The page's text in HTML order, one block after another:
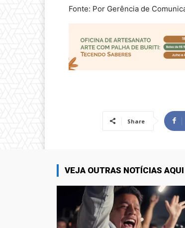
Fonte: Por Gerência de
Share
VEJA OUTRAS NOTÍCIAS